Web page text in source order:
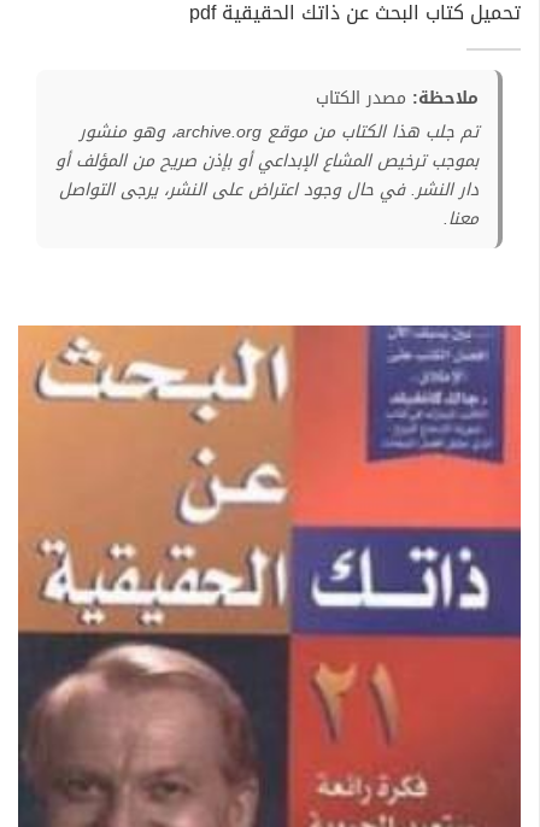
تحميل كتاب البحث عن ذاتك الحقيقية pdf
ملاحظة: مصدر الكتاب
تم جلب هذا الكتاب من موقع archive.org، وهو منشور
بموجب ترخيص المشاع الإبداعي أو بإذن صريح من المؤلف أو
دار النشر. في حال وجود اعتراض على النشر، يرجى التواصل
معنا.